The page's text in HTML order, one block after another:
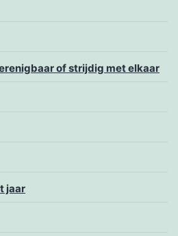
of strijdig met elkaar
jaar